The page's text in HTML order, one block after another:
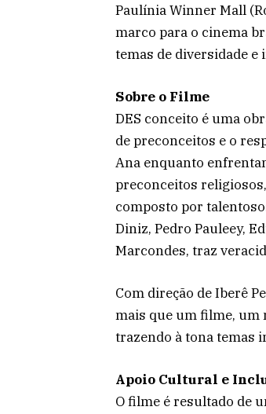
Paulínia Winner Mall
marco para o cinema
temas de diversidade e
Sobre o Filme
DES conceito é uma
de preconceitos e o
Ana enquanto
preconceitos
composto por
Diniz, Pedro Pauleey,
Marcondes, traz
Com direção de Iberê
mais que um filme, um
trazendo à tona temas
Apoio Cultural e
O filme é resultado de